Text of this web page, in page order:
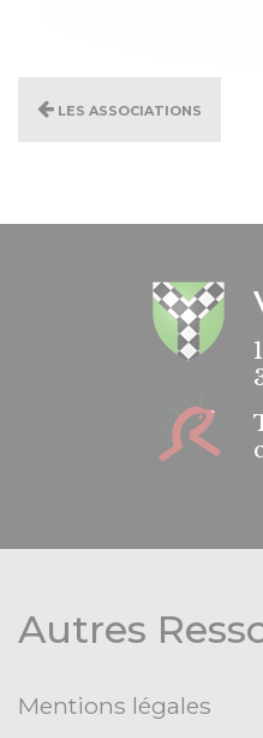
Les associations
Autres
Mentions légales